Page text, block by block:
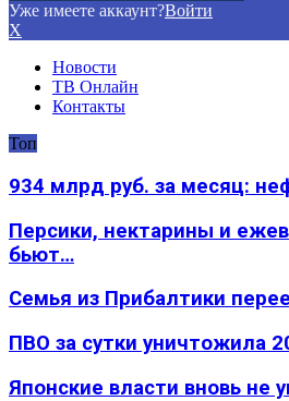
Уже имеете аккаунт?Войти
X
Новости
ТВ Онлайн
Контакты
Топ
934 млрд руб. за месяц:
Персики, нектарины и
бьют…
Семья из Прибалтики
ПВО за сутки уничтожила
Японские власти вновь не